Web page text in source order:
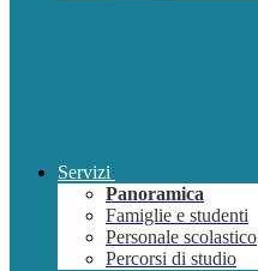
Servizi
Panoramica
Famiglie e studenti
Personale scolastico
Percorsi di studio